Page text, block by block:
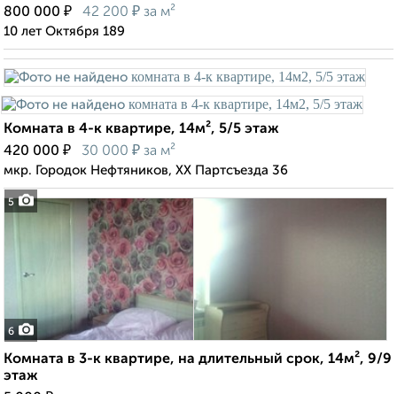
800 000 ₽ 42 200 ₽ за м²
10 лет Октября 189
5
Комната в 4-к квартире, 14м², 5/5 этаж
420 000 ₽ 30 000 ₽ за м²
мкр. Городок Нефтяников, XX Партсъезда 36
6
Комната в 3-к квартире, на длительный срок, 14м², 9/9
этаж